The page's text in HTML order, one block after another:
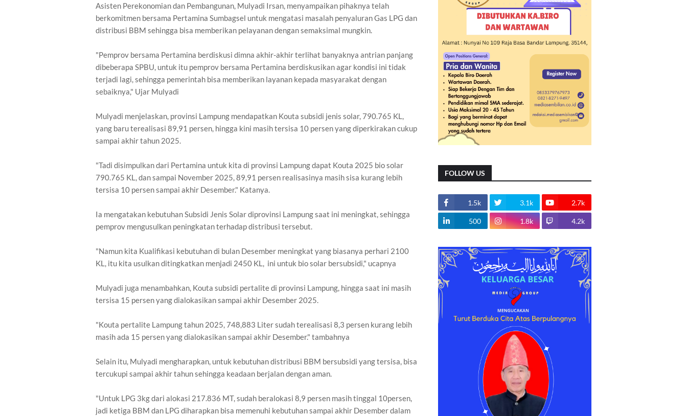
Asisten Perekonomian dan Pembangunan, Mulyadi Irsan, menyampaikan pihaknya telah
berkomitmen bersama Pertamina Sumbagsel untuk mengatasi masalah penyaluran Gas LPG dan
distribusi BBM sehingga bisa memberikan pelayanan dengan semaksimal mungkin.
"Pemprov bersama Pertamina berdiskusi dimna akhir-akhir terlihat banyaknya antrian panjang
dibeberapa SPBU, untuk itu pemprov bersama Pertamina berdiskusikan agar kondisi ini tidak
terjadi lagi, sehingga pemerintah bisa memberikan layanan kepada masyarakat dengan
sebaiknya," Ujar Mulyadi
Mulyadi menjelaskan, provinsi Lampung mendapatkan Kouta subsidi jenis solar, 790.765 KL,
yang baru terealisasi 89,91 persen, hingga kini masih tersisa 10 persen yang diperkirakan cukup
sampai akhir tahun 2025.
"Tadi disimpulkan dari Pertamina untuk kita di provinsi Lampung dapat Kouta 2025 bio solar
790.765 KL, dan sampai November 2025, 89,91 persen realisasinya masih sisa kurang lebih
tersisa 10 persen sampai akhir Desember." Katanya.
Ia mengatakan kebutuhan Subsidi Jenis Solar diprovinsi Lampung saat ini meningkat, sehingga
pemprov mengusulkan peningkatan terhadap distribusi tersebut.
"Namun kita Kualifikasi kebutuhan di bulan Desember meningkat yang biasanya perhari 2100
KL, itu kita usulkan ditingkatkan menjadi 2450 KL, ini untuk bio solar bersubsidi," ucapnya
Mulyadi juga menambahkan, Kouta subsidi pertalite di provinsi Lampung, hingga saat ini masih
tersisa 15 persen yang dialokasikan sampai akhir Desember 2025.
"Kouta pertalite Lampung tahun 2025, 748,883 Liter sudah terealisasi 8,3 persen kurang lebih
masih ada 15 persen yang dialokasikan sampai akhir Desember." tambahnya
Selain itu, Mulyadi mengharapkan, untuk kebutuhan distribusi BBM bersubsidi yang tersisa, bisa
tercukupi sampai akhir tahun sehingga keadaan berjalan dengan aman.
"Untuk LPG 3kg dari alokasi 217.836 MT, sudah beralokasi 8,9 persen masih tinggal 10persen,
jadi ketiga BBM dan LPG diharapkan bisa memenuhi kebutuhan sampai akhir Desember dalam
FOLLOW US
1.5k 3.1k 2.7k
500 1.8k 4.2k